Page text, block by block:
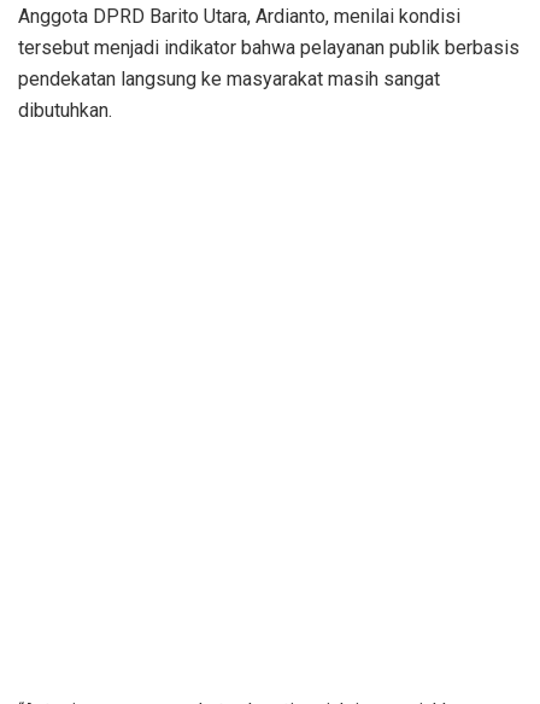
Anggota DPRD Barito Utara, Ardianto, menilai kondisi
tersebut menjadi indikator bahwa pelayanan publik berbasis
pendekatan langsung ke masyarakat masih sangat
dibutuhkan.